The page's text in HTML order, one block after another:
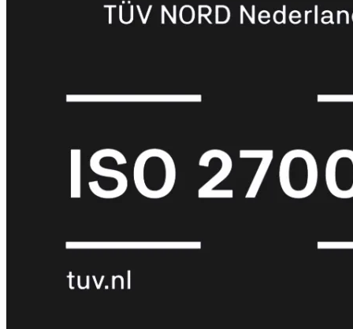
met
FortiWiFi
40F
FortiWiFi
50G FortiWiFi
51G FortiWiFi
60F
FortiWiFi
70GFortiWiFi
71GFortiWiFi
80FFortiWiFi